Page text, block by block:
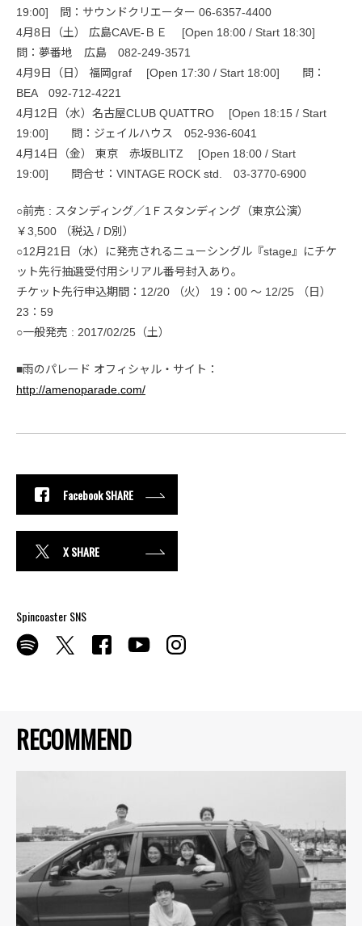
RECOMMEND
19:00] 問：サウンドクリエーター 06-6357-4400
4月8日（土） 広島CAVE-ＢＥ [Open 18:00 / Start 18:30]
問：夢番地 広島 082-249-3571
4月9日（日） 福岡graf [Open 17:30 / Start 18:00] 問：
BEA 092-712-4221
4月12日（水）名古屋CLUB QUATTRO [Open 18:15 / Start
19:00] 問：ジェイルハウス 052-936-6041
4月14日（金） 東京 赤坂BLITZ [Open 18:00 / Start
19:00] 問合せ：VINTAGE ROCK std. 03-3770-6900
○前売 : スタンディング／1Ｆスタンディング（東京公演）
￥3,500 （税込 / D別）
○12月21日（水）に発売されるニューシングル『stage』にチケ
ット先行抽選受付用シリアル番号封入あり。
チケット先行申込期間：12/20 （火） 19：00 ～ 12/25 （日）
23：59
○一般発売 : 2017/02/25（土）
■雨のパレード オフィシャル・サイト：
http://amenoparade.com/
Facebook SHARE
X SHARE
Spincoaster SNS